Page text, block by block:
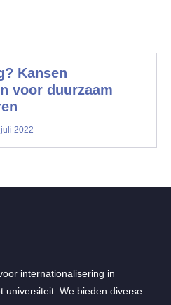
Kansen
voor duurzaam
juli 2022
internationalisering in
universiteit. We bieden diverse